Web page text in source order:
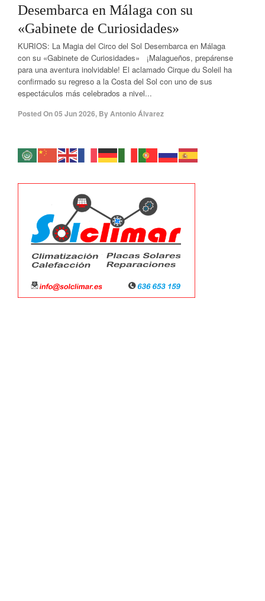
Desembarca en Málaga con su
«Gabinete de Curiosidades»
KURIOS: La Magia del Circo del Sol Desembarca en Málaga
con su «Gabinete de Curiosidades» ¡Malagueños, prepárense
para una aventura inolvidable! El aclamado Cirque du Soleil ha
confirmado su regreso a la Costa del Sol con uno de sus
espectáculos más celebrados a nivel...
Posted On05 Jun 2026, ByAntonio Álvarez